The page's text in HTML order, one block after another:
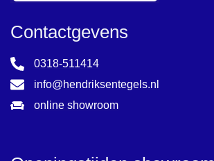
Contactgevens
0318-511414
info@hendriksentegels.nl
online showroom